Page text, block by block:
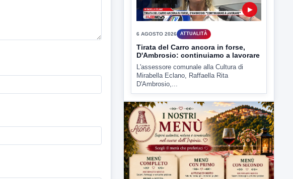
Tirata del Carro ancora in forse,
D'Ambrosio: continuiamo a lavorare
L'assessore comunale alla Cultura di
Mirabella Eclano, Raffaella Rita
D'Ambrosio,...